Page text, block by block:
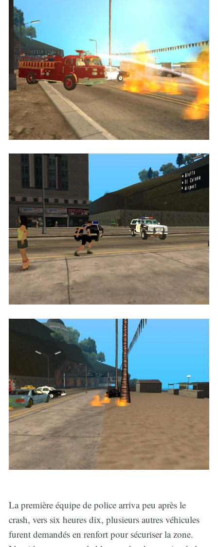
La première équipe de police arriva peu après le
crash, vers six heures dix, plusieurs autres véhicules
furent demandés en renfort pour sécuriser la zone.